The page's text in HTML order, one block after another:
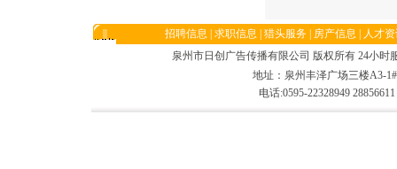
招聘信息 求职信息 猎头服务 房产信息
人才
泉州市日创广告传播有限公司 版权所有 24小时
地址：泉州丰泽广场三楼A3-
电话:0595-22328949